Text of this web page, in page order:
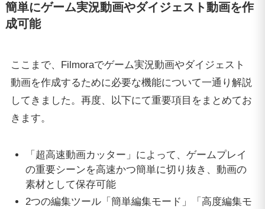
簡単にゲーム実況動画やダイジェスト動画を作
成可能
ここまで、Filmoraでゲーム実況動画やダイジェスト
動画を作成するために必要な機能について一通り解説
してきました。再度、以下にて重要項目をまとめてお
きます。
「超高速動画カッター」によって、ゲームプレイ
の重要シーンを高速かつ簡単に切り抜き、動画の
素材として保存可能
2つの編集ツール「簡単編集モード」「高度編集モ